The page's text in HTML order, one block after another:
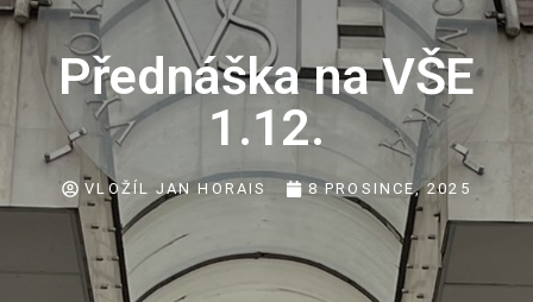
Přednáška na VŠE
1.12.
VLOŽÍL JAN HORAIS 8 PROSINCE, 2025